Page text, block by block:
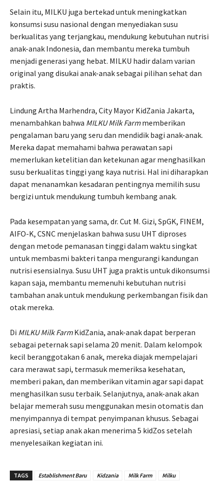
Selain itu, MILKU juga bertekad untuk meningkatkan
konsumsi susu nasional dengan menyediakan susu
berkualitas yang terjangkau, mendukung kebutuhan nutrisi
anak-anak Indonesia, dan membantu mereka tumbuh
menjadi generasi yang hebat. MILKU hadir dalam varian
original yang disukai anak-anak sebagai pilihan sehat dan
praktis.
Lindung Artha Marhendra, City Mayor KidZania Jakarta,
menambahkan bahwa MILKU Milk Farmmemberikan
pengalaman baru yang seru dan mendidik bagi anak-anak.
Mereka dapat memahami bahwa perawatan sapi
memerlukan ketelitian dan ketekunan agar menghasilkan
susu berkualitas tinggi yang kaya nutrisi. Hal ini diharapkan
dapat menanamkan kesadaran pentingnya memilih susu
bergizi untuk mendukung tumbuh kembang anak.
Pada kesempatan yang sama, dr. Cut M. Gizi, SpGK, FINEM,
AIFO-K, CSNC menjelaskan bahwa susu UHT diproses
dengan metode pemanasan tinggi dalam waktu singkat
untuk membasmi bakteri tanpa mengurangi kandungan
nutrisi esensialnya. Susu UHT juga praktis untuk dikonsumsi
kapan saja, membantu memenuhi kebutuhan nutrisi
tambahan anak untuk mendukung perkembangan fisik dan
otak mereka.
Di MILKU Milk FarmKidZania, anak-anak dapat berperan
sebagai peternak sapi selama 20 menit. Dalam kelompok
kecil beranggotakan 6 anak, mereka diajak mempelajari
cara merawat sapi, termasuk memeriksa kesehatan,
memberi pakan, dan memberikan vitamin agar sapi dapat
menghasilkan susu terbaik. Selanjutnya, anak-anak akan
belajar memerah susu menggunakan mesin otomatis dan
menyimpannya di tempat penyimpanan khusus. Sebagai
apresiasi, setiap anak akan menerima 5 kidZos setelah
menyelesaikan kegiatan ini.
TAGS Establishment Baru Kidzania Milk Farm Milku